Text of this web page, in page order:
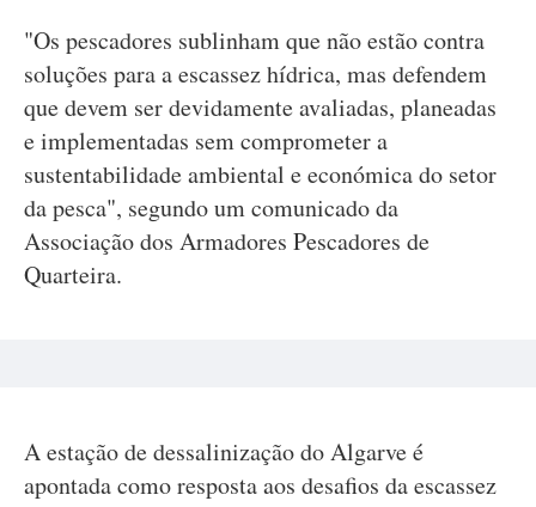
"Os pescadores sublinham que não estão contra
soluções para a escassez hídrica, mas defendem
que devem ser devidamente avaliadas, planeadas
e implementadas sem comprometer a
sustentabilidade ambiental e económica do setor
da pesca", segundo um comunicado da
Associação dos Armadores Pescadores de
Quarteira.
A estação de dessalinização do Algarve é
apontada como resposta aos desafios da escassez